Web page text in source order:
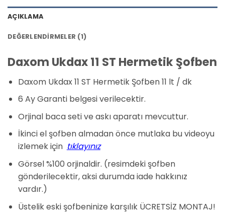
AÇIKLAMA
DEĞERLENDIRMELER (1)
Daxom Ukdax 11 ST Hermetik Şofben
Daxom Ukdax 11 ST Hermetik Şofben 11 lt / dk
6 Ay Garanti belgesi verilecektir.
Orjinal baca seti ve askı aparatı mevcuttur.
İkinci el şofben almadan önce mutlaka bu videoyu
izlemek için tıklayınız
Görsel %100 orjinaldir. (resimdeki şofben
gönderilecektir, aksi durumda iade hakkınız
vardır.)
Üstelik eski şofbeninize karşılık ÜCRETSİZ MONTAJ!